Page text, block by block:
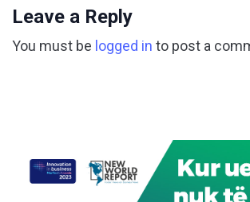
Leave a Reply
You must be logged in to post a